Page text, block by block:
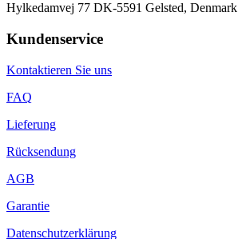
Hylkedamvej 77 DK-5591 Gelsted, Denmark
Kundenservice
Kontaktieren Sie uns
FAQ
Lieferung
Rücksendung
AGB
Garantie
Datenschutzerklärung